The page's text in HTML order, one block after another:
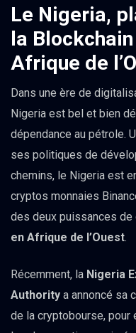
Le Nigeria,
la
Afrique de
Dans une ère de
Nigeria est bel et bien
dépendance au pétrole.
ses politiques de
chemins, le Nigeria est
cryptos monnaies
des deux puissances de
en Afrique de l’Ouest.
Récemment, la Nigeria
Authority a annoncé sa
de la cryptobourse, pour